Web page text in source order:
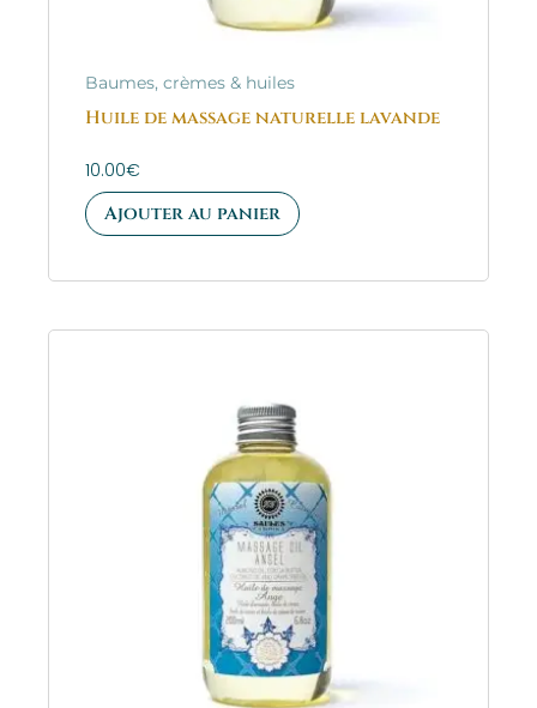
Baumes, crèmes & huiles
Huile de massage naturelle lavande
10.00€
Ajouter au panier